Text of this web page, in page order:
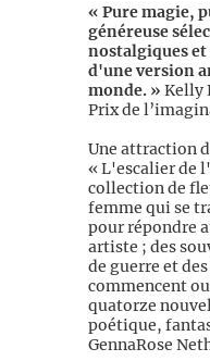
« Pure magie,
généreuse
nostalgiques
d'une version
monde. » Kelly
Prix de
Une attraction
« L'escalier de
collection de
femme qui se
pour répondre
artiste ; des
de guerre et
commencent
quatorze
poétique,
GennaRose